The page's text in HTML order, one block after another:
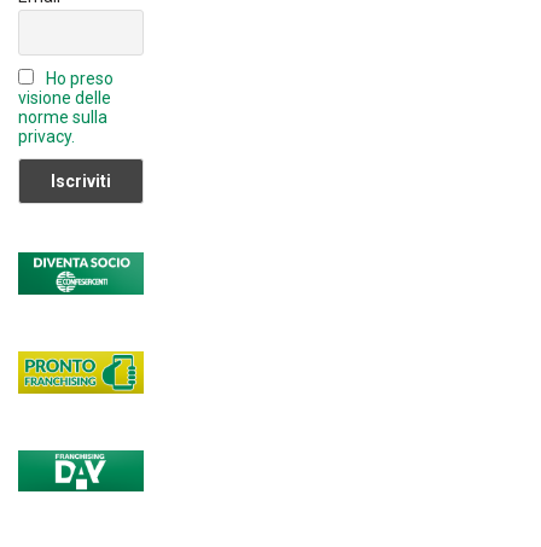
n
el
Ho preso
visione delle
norme sulla
privacy.